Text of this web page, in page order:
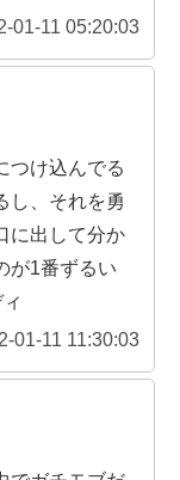
01-11 05:20:03
け込んでる
、それを勇
に出して分か
が1番ずるい
01-11 11:30:03